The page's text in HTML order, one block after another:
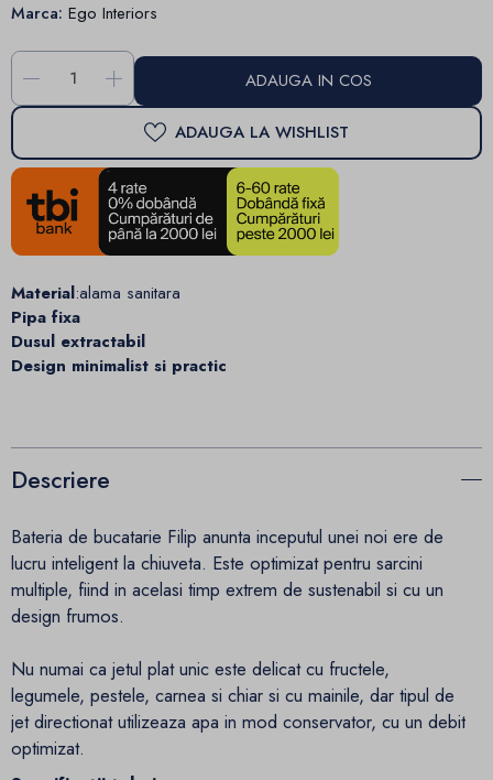
Marca: Ego Interiors
- + ADAUGA IN COS
ADAUGA LA WISHLIST
Material:alama sanitara
Pipa fixa
Dusul extractabil
Design minimalist si practic
Descriere
Bateria de bucatarie Filip anunta inceputul unei noi ere de
lucru inteligent la chiuveta. Este optimizat pentru sarcini
multiple, fiind in acelasi timp extrem de sustenabil si cu un
design frumos.
Nu numai ca jetul plat unic este delicat cu fructele,
legumele, pestele, carnea si chiar si cu mainile, dar tipul de
jet directionat utilizeaza apa in mod conservator, cu un debit
optimizat.